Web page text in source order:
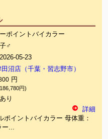
ポイントバイカラー
♂
2026-05-23
田沼店（千葉・習志野市）
円
円)
り
詳細
イントバイカラー 母体重：
ー...